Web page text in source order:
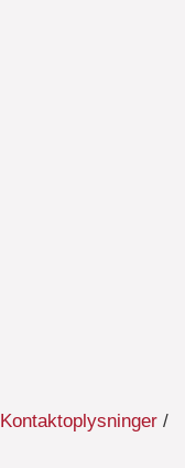
Kontaktoplysninger /